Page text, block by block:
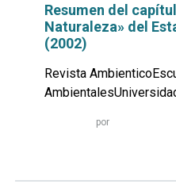
Resumen del
Naturaleza» del
(2002)
Revista
por